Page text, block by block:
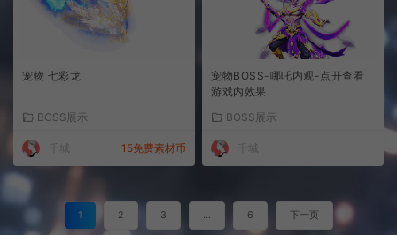
宠物 七彩龙
BOSS展示
15免费素材币
宠物BOSS-哪吒内观-点开查看
游戏内效果
BOSS展示
1 2 3 … 6 下一页